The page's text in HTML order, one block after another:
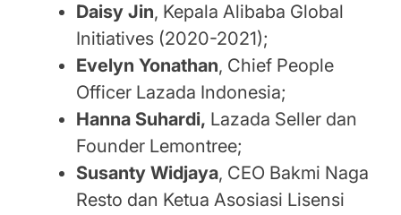
Daisy Jin, Kepala Alibaba Global
Initiatives (2020-2021);
Evelyn Yonathan, Chief People
Officer Lazada Indonesia;
Hanna Suhardi, Lazada Seller dan
Founder Lemontree;
Susanty Widjaya, CEO Bakmi Naga
Resto dan Ketua Asosiasi Lisensi